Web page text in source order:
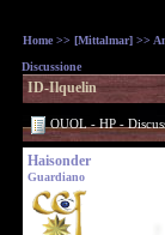
Home >> [Mittalmar] >>
Discussione
ID-Ilquelin
OUOL - HP -
Haisonder
Guardiano